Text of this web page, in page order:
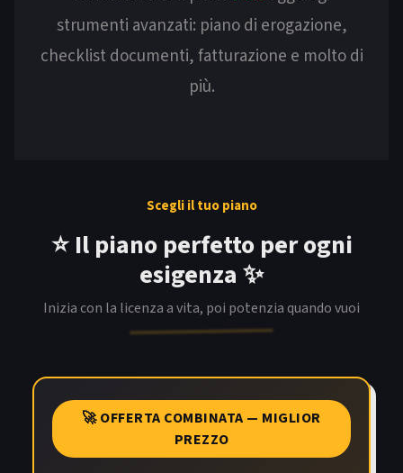
strumenti avanzati: piano di erogazione,
checklist documenti, fatturazione e molto di
più.
Scegli il tuo piano
⭐️ Il piano perfetto per ogni
esigenza ✨
Inizia con la licenza a vita, poi potenzia quando vuoi
🚀 OFFERTA COMBINATA — MIGLIOR
PREZZO